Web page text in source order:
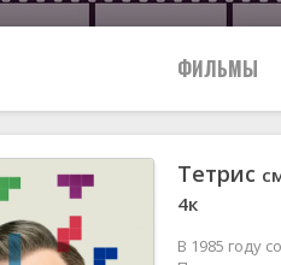
ФИЛЬМЫ
Все
2024
Тетрис
4к
В 1985 году